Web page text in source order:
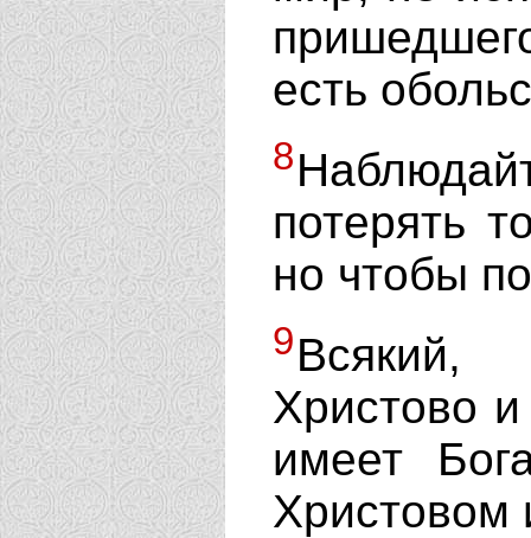
есть
8
потерять
но чтобы
9Всякий,
Христово
имеет
Христовом